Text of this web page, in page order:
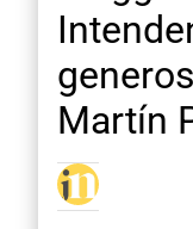
Martín